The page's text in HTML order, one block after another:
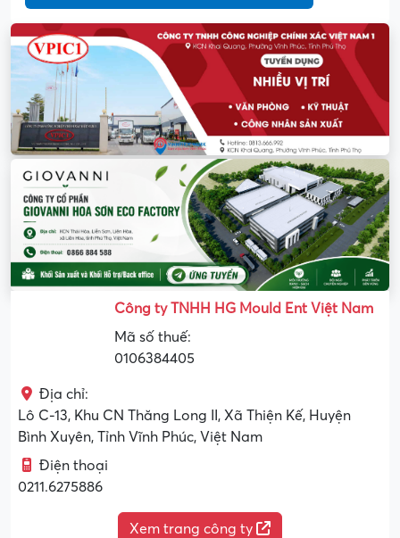
Công ty TNHH HG Mould Ent Việt Nam
Mã số thuế:
0106384405
Địa chỉ:
Lô C-13, Khu CN Thăng Long II, Xã Thiện Kế, Huyện
Bình Xuyên, Tỉnh Vĩnh Phúc, Việt Nam
Điện thoại
0211.6275886
Xem trang công ty